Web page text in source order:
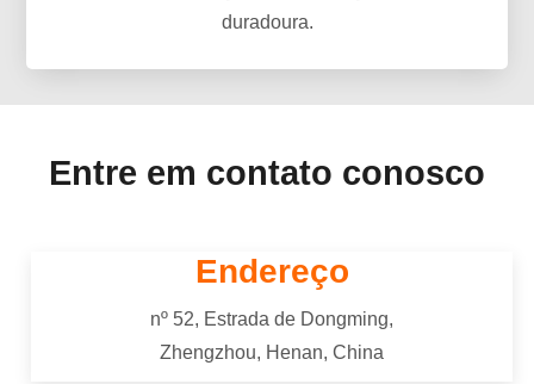
duradoura.
Entre em contato conosco
Endereço
nº 52, Estrada de Dongming,
Zhengzhou, Henan, China